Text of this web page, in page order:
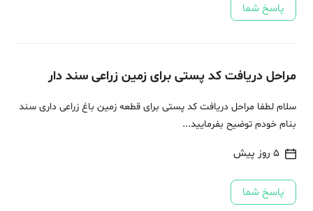
پاسخ شما
مراحل دریافت کد پستی برای زمین زراعی سند دار
سلام لطفا مراحل دریافت کد پستی برای قطعه زمین باغ زراعی داری سند
بنام خودم توضیح بفرمایید...
5 روز پیش
پاسخ شما